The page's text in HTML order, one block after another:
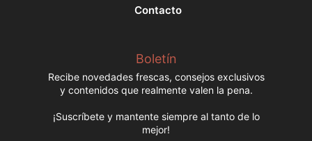
Contacto
Boletín
Recibe novedades frescas, consejos exclusivos
y contenidos que realmente valen la pena.
¡Suscríbete y mantente siempre al tanto de lo
mejor!